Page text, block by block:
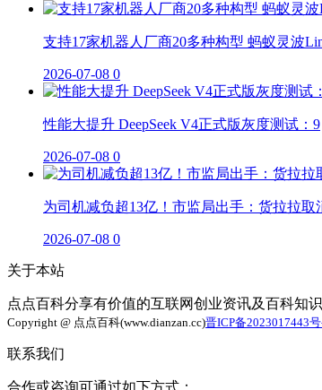
支持17家机器人厂商20多种构型 蚂蚁灵波
2026-07-08 0
性能大提升 DeepSeek V4正式版灰度测试：9
2026-07-08 0
为司机减负超13亿！市监局出手：货拉拉取
2026-07-08 0
关于本站
点点百科分享有价值的互联网创业资讯及百科知识
Copyright @ 点点百科(www.dianzan.cc)晋ICP备2023017443
联系我们
合作或咨询可通过如下方式：